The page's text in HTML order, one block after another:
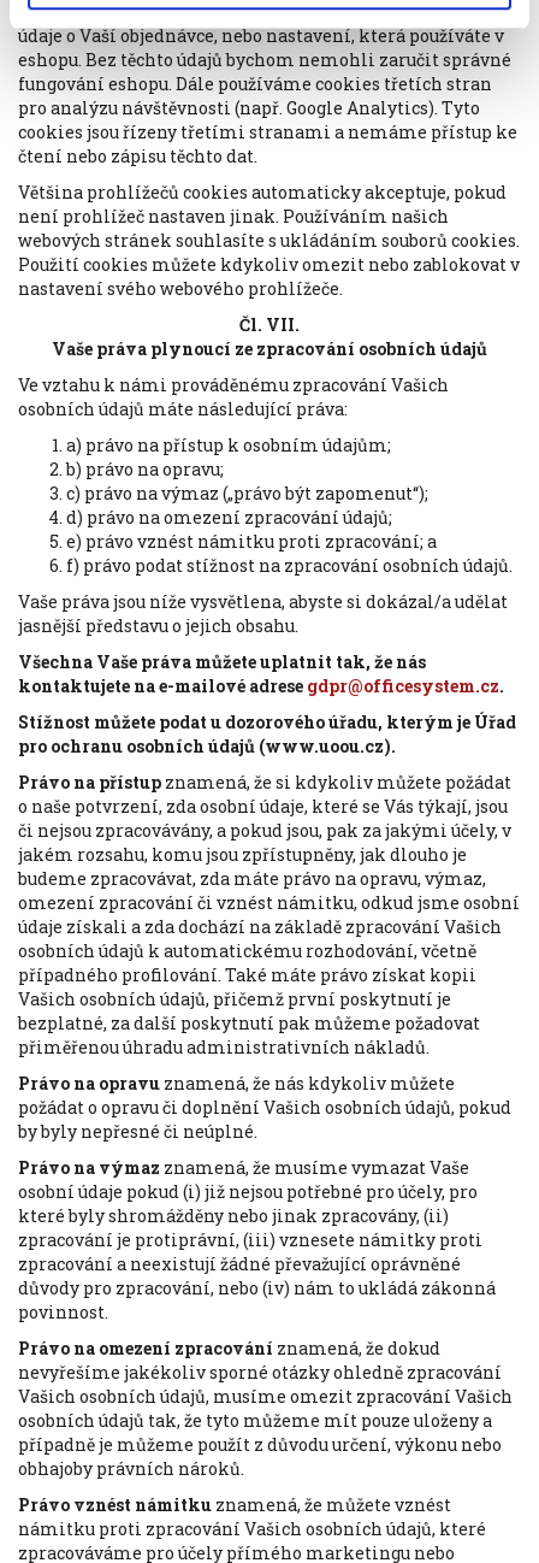
našeho eshopu. Ukládají se do nich Vaše přihlašovací údaje,
údaje o Vaší objednávce, nebo nastavení, která používáte v
eshopu. Bez těchto údajů bychom nemohli zaručit správné
fungování eshopu. Dále používáme cookies třetích stran
pro analýzu návštěvnosti (např. Google Analytics). Tyto
cookies jsou řízeny třetími stranami a nemáme přístup ke
čtení nebo zápisu těchto dat.
Většina prohlížečů cookies automaticky akceptuje, pokud
není prohlížeč nastaven jinak. Používáním našich
webových stránek souhlasíte s ukládáním souborů cookies.
Použití cookies můžete kdykoliv omezit nebo zablokovat v
nastavení svého webového prohlížeče.
Čl. VII.
Vaše práva plynoucí ze zpracování osobních údajů
Ve vztahu k námi prováděnému zpracování Vašich
osobních údajů máte následující práva:
a) právo na přístup k osobním údajům;
b) právo na opravu;
c) právo na výmaz („právo být zapomenut“);
d) právo na omezení zpracování údajů;
e) právo vznést námitku proti zpracování; a
f) právo podat stížnost na zpracování osobních údajů.
Vaše práva jsou níže vysvětlena, abyste si dokázal/a udělat
jasnější představu o jejich obsahu.
Všechna Vaše práva můžete uplatnit tak, že nás
kontaktujete na e-mailové adrese gdpr@officesystem.cz.
Stížnost můžete podat u dozorového úřadu, kterým je Úřad
pro ochranu osobních údajů (www.uoou.cz).
Právo na přístup znamená, že si kdykoliv můžete požádat
o naše potvrzení, zda osobní údaje, které se Vás týkají, jsou
či nejsou zpracovávány, a pokud jsou, pak za jakými účely, v
jakém rozsahu, komu jsou zpřístupněny, jak dlouho je
budeme zpracovávat, zda máte právo na opravu, výmaz,
omezení zpracování či vznést námitku, odkud jsme osobní
údaje získali a zda dochází na základě zpracování Vašich
osobních údajů k automatickému rozhodování, včetně
případného profilování. Také máte právo získat kopii
Vašich osobních údajů, přičemž první poskytnutí je
bezplatné, za další poskytnutí pak můžeme požadovat
přiměřenou úhradu administrativních nákladů.
Právo na opravu znamená, že nás kdykoliv můžete
požádat o opravu či doplnění Vašich osobních údajů, pokud
by byly nepřesné či neúplné.
Právo na výmaz znamená, že musíme vymazat Vaše
osobní údaje pokud (i) již nejsou potřebné pro účely, pro
které byly shromážděny nebo jinak zpracovány, (ii)
zpracování je protiprávní, (iii) vznesete námitky proti
zpracování a neexistují žádné převažující oprávněné
důvody pro zpracování, nebo (iv) nám to ukládá zákonná
povinnost.
Právo na omezení zpracování znamená, že dokud
nevyřešíme jakékoliv sporné otázky ohledně zpracování
Vašich osobních údajů, musíme omezit zpracování Vašich
osobních údajů tak, že tyto můžeme mít pouze uloženy a
případně je můžeme použít z důvodu určení, výkonu nebo
obhajoby právních nároků.
Právo vznést námitku znamená, že můžete vznést
námitku proti zpracování Vašich osobních údajů, které
zpracováváme pro účely přímého marketingu nebo